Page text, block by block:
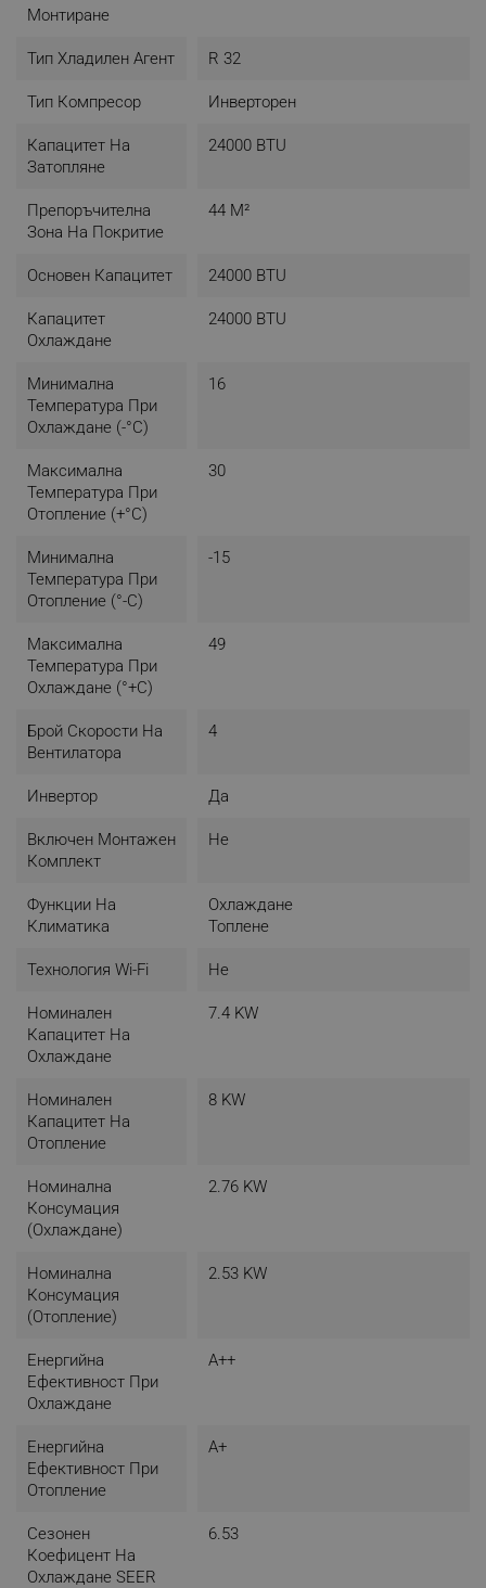
Монтиране
Тип Хладилен Агент R 32
Тип Компресор Инверторен
Капацитет На
Затопляне
24000 BTU
Препоръчителна
Зона На Покритие
44 М²
Основен Капацитет 24000 BTU
Капацитет
Охлаждане
24000 BTU
Минимална
Температура При
Охлаждане (-°C)
16
Максимална
Температура При
Отопление (+°C)
30
Минимална
Температура При
Отопление (°-C)
-15
Максимална
Температура При
Охлаждане (°+C)
49
Брой Скорости На
Вентилатора
4
Инвертор Да
Включен Монтажен
Комплект
Не
Функции На
Климатика
Охлаждане
Топлене
Технология Wi-Fi Не
Номинален
Капацитет На
Охлаждане
7.4 KW
Номинален
Капацитет На
Отопление
8 KW
Номинална
Консумация
(охлаждане)
2.76 KW
Номинална
Консумация
(отопление)
2.53 KW
Енергийна
Ефективност При
Охлаждане
A++
Енергийна
Ефективност При
Отопление
A+
Сезонен
Коефицент На
Охлаждане SEER
6.53